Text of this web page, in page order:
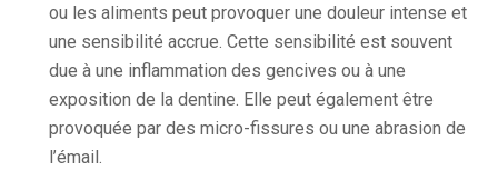
ou les aliments peut provoquer une douleur intense et
une sensibilité accrue. Cette sensibilité est souvent
due à une inflammation des gencives ou à une
exposition de la dentine. Elle peut également être
provoquée par des micro-fissures ou une abrasion de
l’émail.